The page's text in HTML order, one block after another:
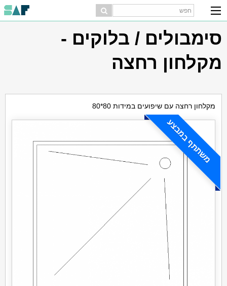
סימבולים / בלוקים -
מקלחון רחצה
מקלחון רחצה עם שיפועים במידות 80*80
משתתף במבצע